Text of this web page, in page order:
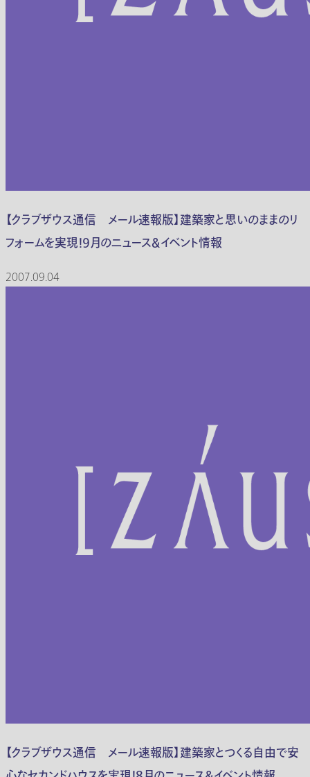
【クラブザウス通信 メール速報版】建築家と思いのままのリ
フォームを実現！９月のニュース＆イベント情報
2007.09.04
【クラブザウス通信 メール速報版】建築家とつくる自由で安